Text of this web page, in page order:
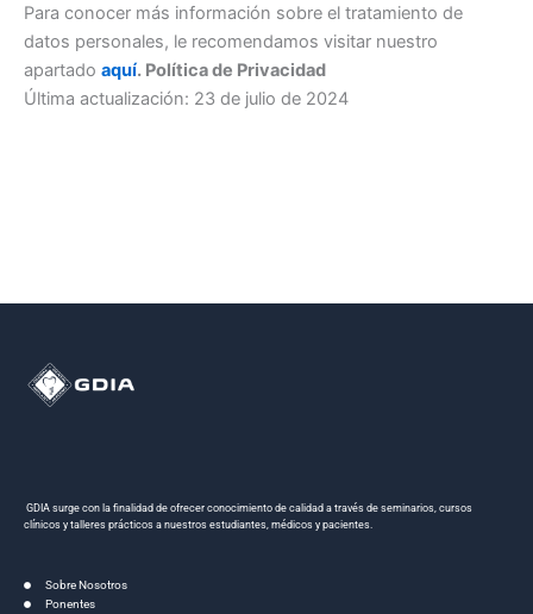
Para conocer más información sobre el tratamiento de
datos personales, le recomendamos visitar nuestro
apartado aquí. Política de Privacidad
Última actualización: 23 de julio de 2024
GDIA surge con la finalidad de ofrecer conocimiento de calidad a través de seminarios, cursos
clínicos y talleres prácticos a nuestros estudiantes, médicos y pacientes.
Sobre Nosotros
Ponentes